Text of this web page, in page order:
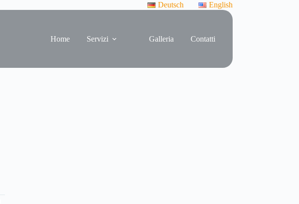
Deutsch English
Home Servizi Galleria Contatti